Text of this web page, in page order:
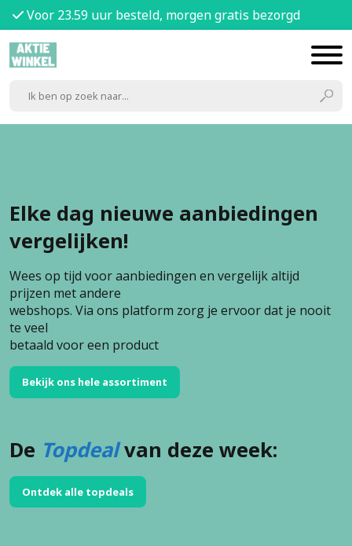
Voor 23.59 uur besteld, morgen gratis bezorgd
Elke dag nieuwe aanbiedingen
vergelijken!
Wees op tijd voor aanbiedingen en vergelijk altijd
prijzen met andere
webshops. Via ons platform zorg je ervoor dat je nooit
te veel
betaald voor een product
Bekijk ons hele assortiment
De Topdealvan deze week:
Ontdek alle topdeals